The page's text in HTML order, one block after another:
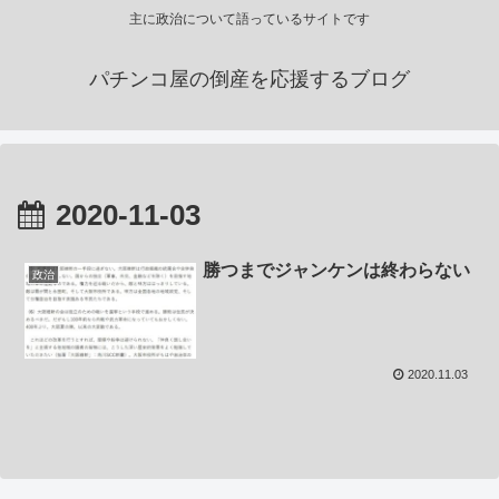
主に政治について語っているサイトです
パチンコ屋の倒産を応援するブログ
2020-11-03
政治 勝つまでジャンケンは終わらない
2020.11.03